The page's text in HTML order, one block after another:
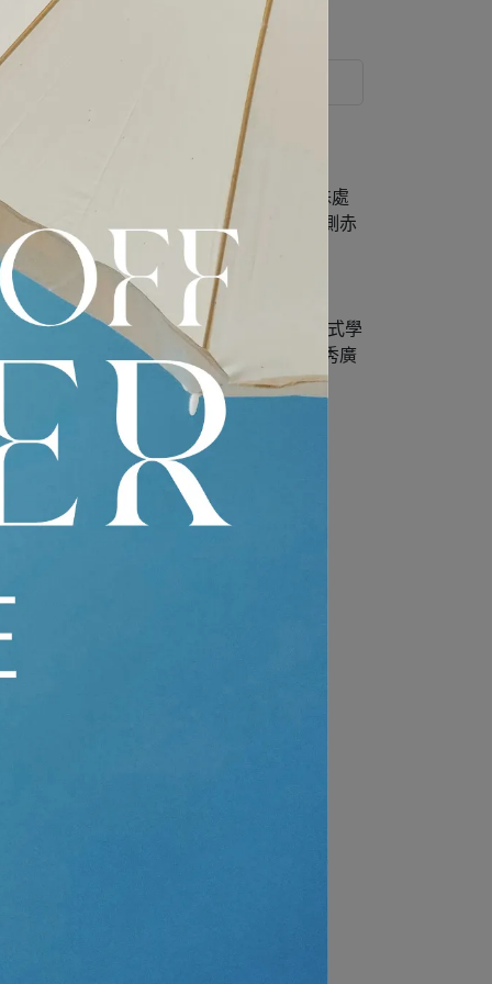
潤柔和，呈現細膩層次。原色丹寧經特殊處
調式後腰帶，兼具實用與造型。褲腳內側赤
精準剪裁與卓越工藝為核心，將經典美式學
、配件與香氛，並以極具概念性的時裝秀廣